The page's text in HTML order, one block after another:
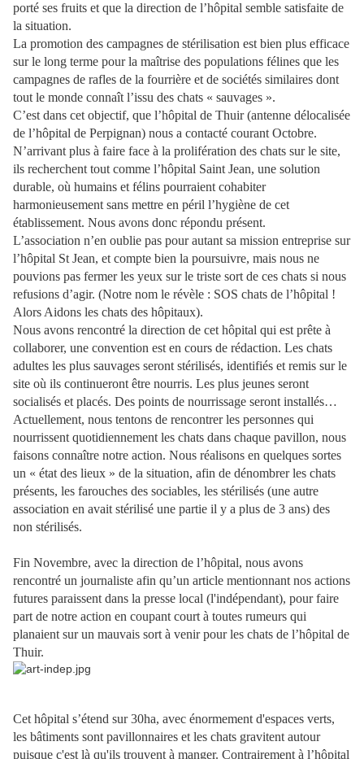
porté ses fruits et que la direction de l’hôpital semble satisfaite de
la situation.
La promotion des campagnes de stérilisation est bien plus efficace
sur le long terme pour la maîtrise des populations félines que les
campagnes de rafles de la fourrière et de sociétés similaires dont
tout le monde connaît l’issu des chats « sauvages ».
C’est dans cet objectif, que l’hôpital de Thuir (antenne délocalisée
de l’hôpital de Perpignan) nous a contacté courant Octobre.
N’arrivant plus à faire face à la prolifération des chats sur le site,
ils recherchent tout comme l’hôpital Saint Jean, une solution
durable, où humains et félins pourraient cohabiter
harmonieusement sans mettre en péril l’hygiène de cet
établissement. Nous avons donc répondu présent.
L’association n’en oublie pas pour autant sa mission entreprise sur
l’hôpital St Jean, et compte bien la poursuivre, mais nous ne
pouvions pas fermer les yeux sur le triste sort de ces chats si nous
refusions d’agir. (Notre nom le révèle : SOS chats de l’hôpital !
Alors Aidons les chats des hôpitaux).
Nous avons rencontré la direction de cet hôpital qui est prête à
collaborer, une convention est en cours de rédaction. Les chats
adultes les plus sauvages seront stérilisés, identifiés et remis sur le
site où ils continueront être nourris. Les plus jeunes seront
socialisés et placés. Des points de nourrissage seront installés…
Actuellement, nous tentons de rencontrer les personnes qui
nourrissent quotidiennement les chats dans chaque pavillon, nous
faisons connaître notre action. Nous réalisons en quelques sortes
un « état des lieux » de la situation, afin de dénombrer les chats
présents, les farouches des sociables, les stérilisés (une autre
association en avait stérilisé une partie il y a plus de 3 ans) des
non stérilisés.
Fin Novembre, avec la direction de l’hôpital, nous avons
rencontré un journaliste afin qu’un article mentionnant nos actions
futures paraissent dans la presse local (l'indépendant), pour faire
part de notre action en coupant court à toutes rumeurs qui
planaient sur un mauvais sort à venir pour les chats de l’hôpital de
Thuir.
Cet hôpital s’étend sur 30ha, avec énormement d'espaces verts,
les bâtiments sont pavillonnaires et les chats gravitent autour
puisque c'est là qu'ils trouvent à manger. Contrairement à l’hôpital